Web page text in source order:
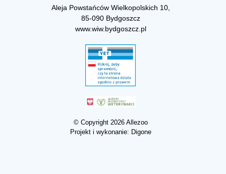
Aleja Powstańców Wielkopolskich 10,
85-090 Bydgoszcz
www.wiw.bydgoszcz.pl
© Copyright 2026 Allezoo
Projekt i wykonanie: Digone